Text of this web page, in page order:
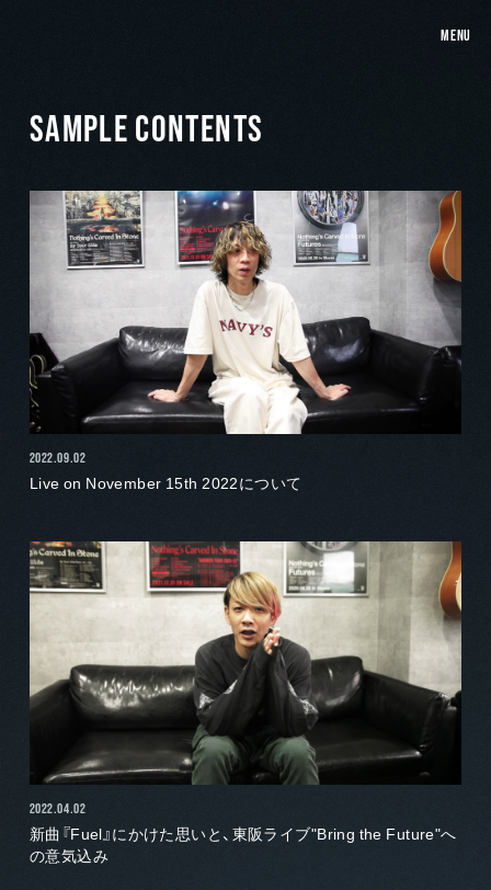
MENU
SAMPLE CONTENTS
2022.09.02
Live on November 15th 2022について
2022.04.02
新曲『Fuel』にかけた思いと、東阪ライブ"Bring the Future"へ
の意気込み